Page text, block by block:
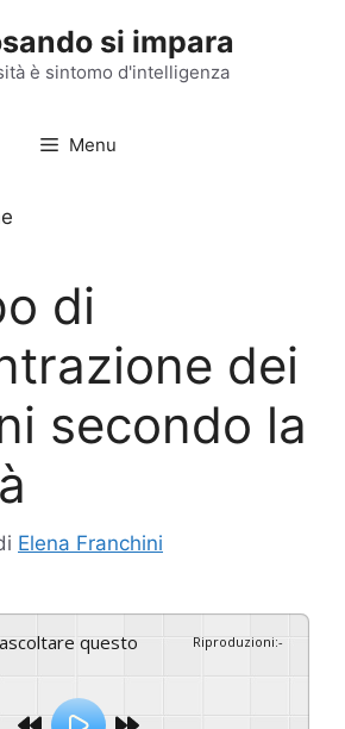
si impara
è sintomo d'intelligenza
Menu
di
dei
secondo la
Elena Franchini
Riproduzioni:-